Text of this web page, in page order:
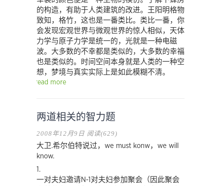
的构造，有助于人类建筑的改进。王阳明格物
致知，格竹，这也是一番类比。类比一番，你
会发现宏观世界与微观世界的惊人相似，天体
力学与原子力学是统一的，光就是一种电磁
波。大多数的不幸都是类似的，大多数的幸福
也是类似的。时间空间本身就是人类的一种空
想，梦境与真实实际上是如此模糊不清。
read more
两道相关的智力题
2008年12月9日 阅读(629)
大卫.希尔伯特说过，we must konw，we will
know.
1.
一对夫妇邀请N-1对夫妇参加聚会（因此聚会